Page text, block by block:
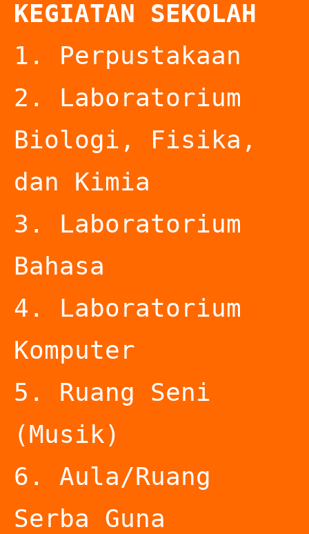
KEGIATAN SEKOLAH
1. Perpustakaan
2. Laboratorium
Biologi, Fisika,
dan Kimia
3. Laboratorium
Bahasa
4. Laboratorium
Komputer
5. Ruang Seni
(Musik)
6. Aula/Ruang
Serba Guna